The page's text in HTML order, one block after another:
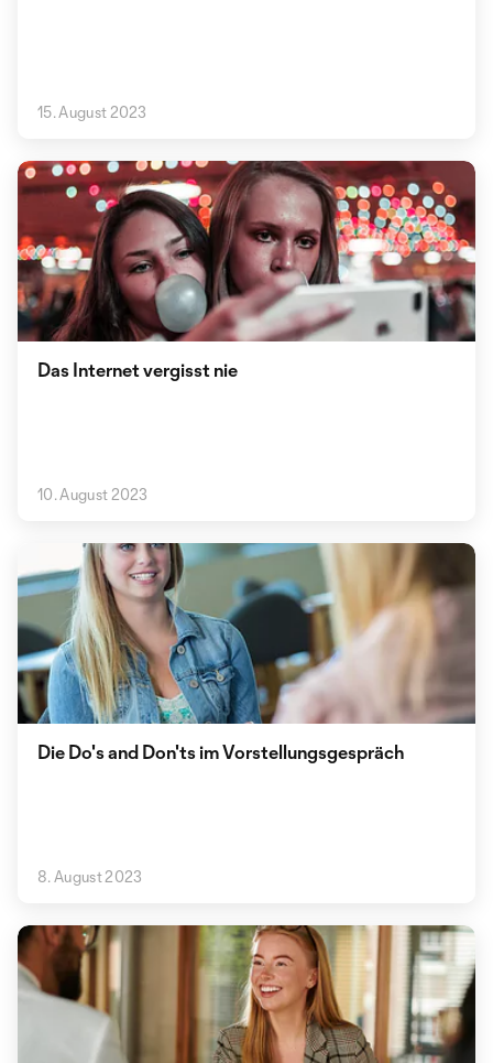
15. August 2023
Das Internet vergisst nie
10. August 2023
Die Do's and Don'ts im Vorstellungsgespräch
8. August 2023